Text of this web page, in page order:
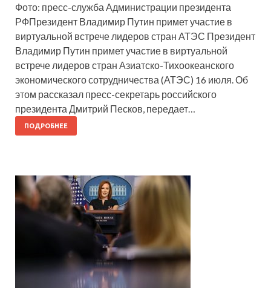
Фото: пресс-служба Администрации президента
РФП️резидент Владимир Путин примет участие в
виртуальной встрече лидеров стран АТЭС Президент
Владимир Путин примет участие в виртуальной
встрече лидеров стран Азиатско-Тихоокеанского
экономического сотрудничества (АТЭС) 16 июля. Об
этом рассказал пресс-секретарь российского
президента Дмитрий Песков, передает…
ПОДРОБНЕЕ